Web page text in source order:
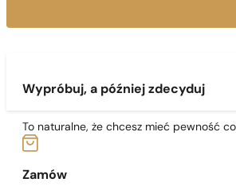
Wypróbuj, a później zdecyduj
To naturalne, że chcesz mieć pewność
Zamów